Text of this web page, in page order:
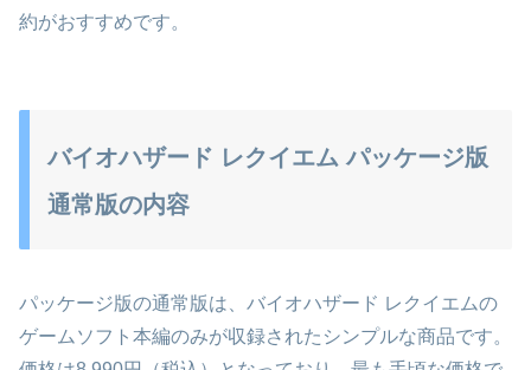
約がおすすめです。
バイオハザード レクイエム パッケージ版
通常版の内容
パッケージ版の通常版は、バイオハザード レクイエムの
ゲームソフト本編のみが収録されたシンプルな商品です。